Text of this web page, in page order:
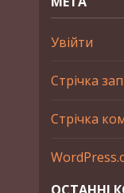
Увійти
Стрічка
Стрічка